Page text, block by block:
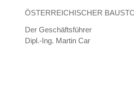
ÖSTERREICHISCHER
Der Geschäftsführer
Dipl.-Ing. Martin Car